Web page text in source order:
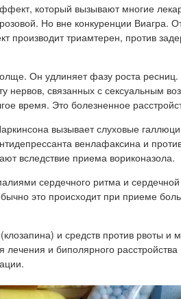
который вызывают многие
Но вне конкуренции Виагра.
производит триамтерен, против
Он удлиняет фазу роста ресниц.
нервов, связанных с сексуальным
время. Это болезненное
вызывает слуховые
венлафаксина и
вследствие приема вориконазола.
сердечного ритма и сердечной
это происходит при приеме
и средств против рвоты и
и биполярного расстройства